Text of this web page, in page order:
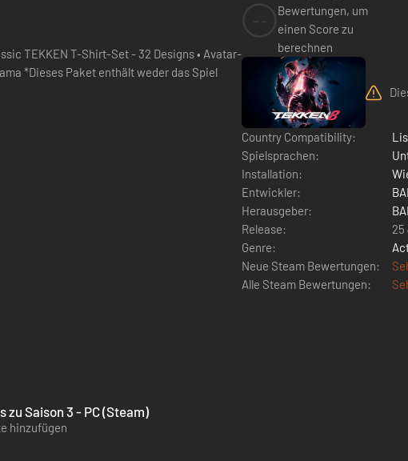
TEKKEN T-Shirt-Set - 32 Designs • Avatar-
Spiel
Bewertungen, um
einen Score zu
berechnen
Country Compatibility:
Spielsprachen:
Installation:
Entwickler:
Herausgeber:
Release:
25
Genre:
Neue Steam Bewertungen:
Alle Steam Bewertungen:
zu Saison 3 - PC (Steam)
hinzufügen